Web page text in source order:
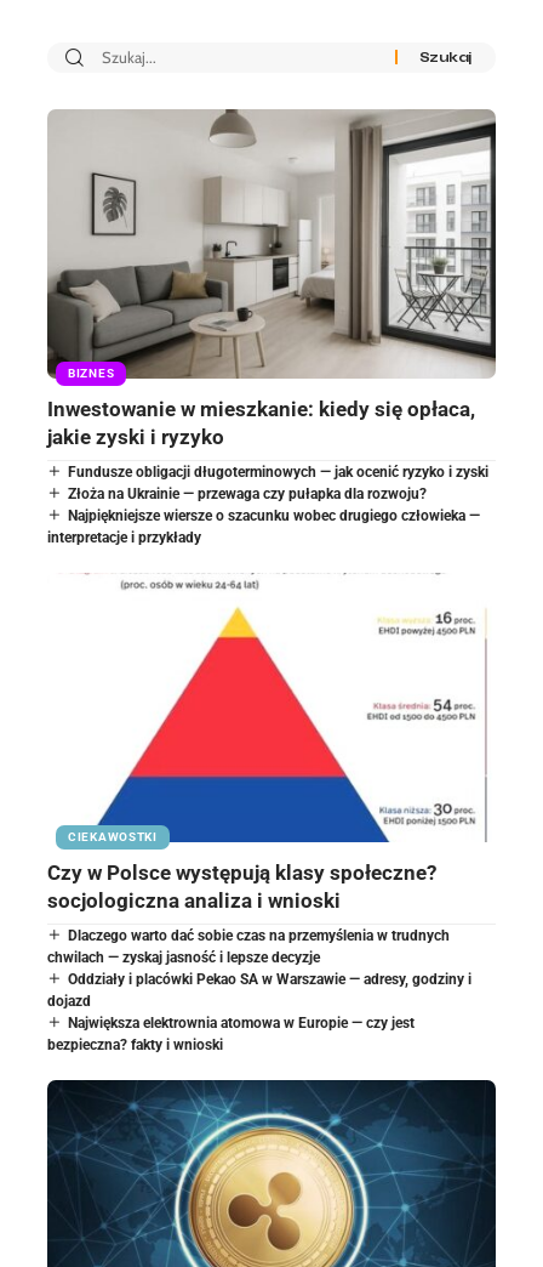
BIZNES
Inwestowanie w mieszkanie: kiedy się opłaca,
jakie zyski i ryzyko
Fundusze obligacji długoterminowych — jak ocenić ryzyko i zyski
Złoża na Ukrainie — przewaga czy pułapka dla rozwoju?
Najpiękniejsze wiersze o szacunku wobec drugiego człowieka —
interpretacje i przykłady
CIEKAWOSTKI
Czy w Polsce występują klasy społeczne?
socjologiczna analiza i wnioski
Dlaczego warto dać sobie czas na przemyślenia w trudnych
chwilach — zyskaj jasność i lepsze decyzje
Oddziały i placówki Pekao SA w Warszawie — adresy, godziny i
dojazd
Największa elektrownia atomowa w Europie — czy jest
bezpieczna? fakty i wnioski